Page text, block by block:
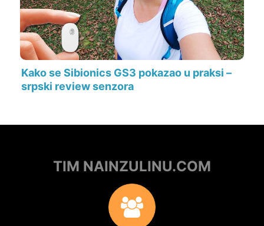
Kako se Sibionics GS3 pokazao u praksi –
srpski review senzora
TIM NAINZULINU.COM